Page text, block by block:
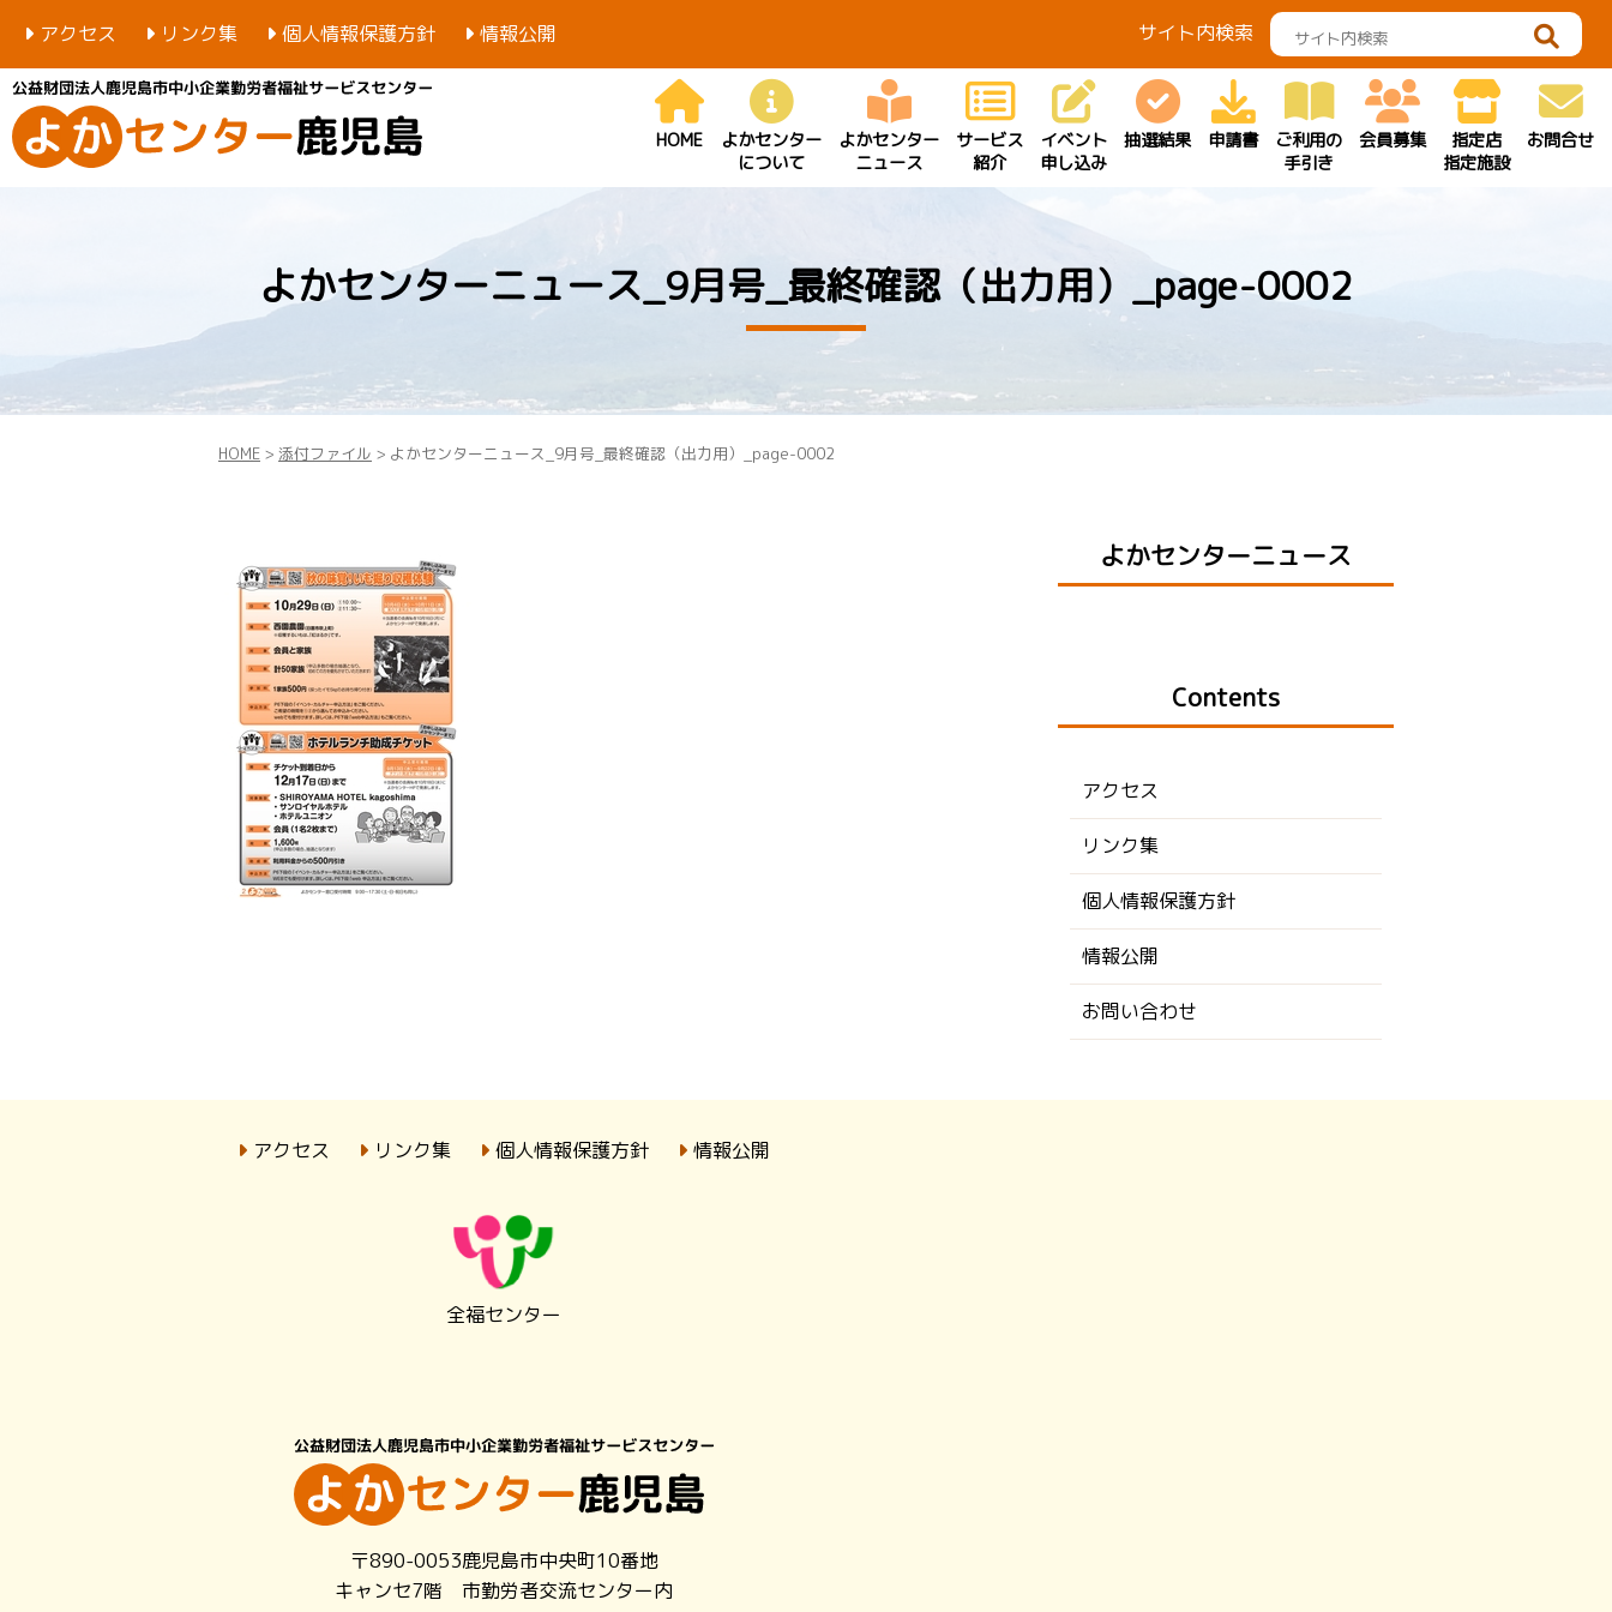
アクセス リンク集 個人情報保護方針 情報公開 サイト内検索
HOME
よかセンター
について
よかセンター
ニュース
サービス
紹介
イベント
申し込み
抽選結果 申請書
ご利用の
手引き
会員募集
指定店
指定施設
お問合せ
よかセンターニュース_9月号_最終確認（出力用）_page-0002
HOME > 添付ファイル > よかセンターニュース_9月号_最終確認（出力用）_page-0002
よかセンターニュース
Contents
アクセス
リンク集
個人情報保護方針
情報公開
お問い合わせ
アクセス リンク集 個人情報保護方針 情報公開
全福センター
〒890-0053鹿児島市中央町10番地
キャンセ7階 市勤労者交流センター内